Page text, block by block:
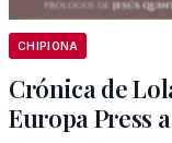
CHIPIONA
Crónica de
Europa Press